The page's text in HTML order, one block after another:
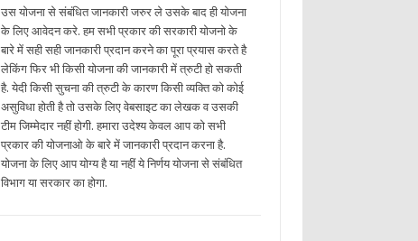
उस योजना से संबंधित जानकारी जरुर ले उसके बाद ही योजना
के लिए आवेदन करे. हम सभी प्रकार की सरकारी योजनो के
बारे में सही सही जानकारी प्रदान करने का पूरा प्रयास करते है
लेकिंग फिर भी किसी योजना की जानकारी में त्रुटी हो सकती
है. येदी किसी सुचना की त्रुटी के कारण किसी व्यक्ति को कोई
असुविधा होती है तो उसके लिए वेबसाइट का लेखक व उसकी
टीम जिम्मेदार नहीं होगी. हमारा उदेश्य केवल आप को सभी
प्रकार की योजनाओ के बारे में जानकारी प्रदान करना है.
योजना के लिए आप योग्य है या नहीं ये निर्णय योजना से संबंधित
विभाग या सरकार का होगा.